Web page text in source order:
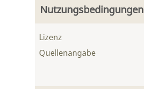
Nutzungsbedingungen
Lizenz
Quellenangabe